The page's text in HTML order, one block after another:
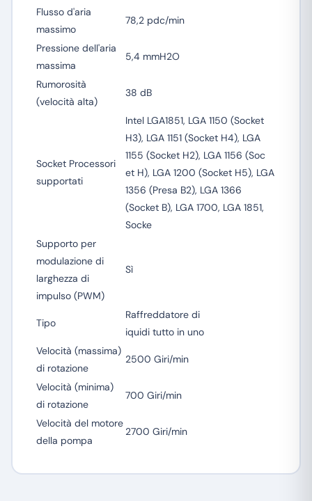
Flusso d'aria
massimo
78,2 pdc/min
Pressione dell'aria
massima
5,4 mmH2O
Rumorosità
(velocità alta)
38 dB
Socket Processori
supportati
Intel LGA1851, LGA 1150 (Socket
H3), LGA 1151 (Socket H4), LGA
1155 (Socket H2), LGA 1156 (Soc
et H), LGA 1200 (Socket H5), LGA
1356 (Presa B2), LGA 1366
(Socket B), LGA 1700, LGA 1851,
Socke
Supporto per
modulazione di
larghezza di
impulso (PWM)
Sì
Tipo
Raffreddatore di
iquidi tutto in uno
Velocità (massima)
di rotazione
2500 Giri/min
Velocità (minima)
di rotazione
700 Giri/min
Velocità del motore
della pompa
2700 Giri/min